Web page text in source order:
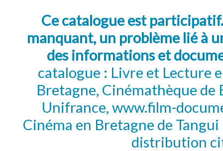
Ce catalogue est
manquant, un problème lié à
des informations et
catalogue : Livre et Lecture
Bretagne, Cinémathèque de
Unifrance, www.film-
Cinéma en Bretagne de
distribution